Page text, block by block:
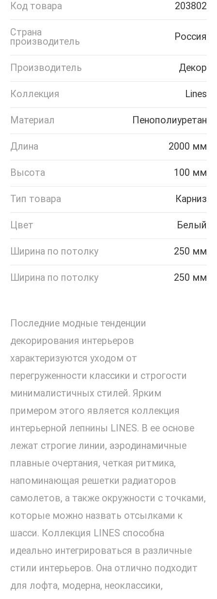
Код товара 203802
Страна
производитель
Россия
Производитель Декор
Коллекция Lines
Материал Пенополиуретан
Длина 2000 мм
Высота 100 мм
Тип товара Карниз
Цвет Белый
Ширина по потолку 250 мм
Ширина по потолку 250 мм
Последние модные тенденции
декорирования интерьеров
характеризуются уходом от
перегруженности классики и строгости
минималистичных стилей. Ярким
примером этого является коллекция
интерьерной лепнины LINES. В ее основе
лежат строгие линии, аэродинамичные
плавные очертания, четкая ритмика,
напоминающая решетки радиаторов
самолетов, а также окружности с точками,
которые можно назвать отсылками к
шасси. Коллекция LINES способна
идеально интегрироваться в различные
стили интерьеров. Она отлично подходит
для лофта, модерна, неоклассики,